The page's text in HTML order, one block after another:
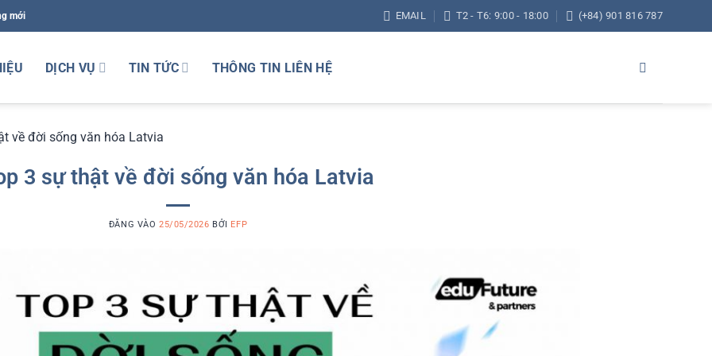
mới EMAIL T2 - T6: 9:00 - 18:00 (+84) 901 816 787
DỊCH VỤ TIN TỨC THÔNG TIN LIÊN HỆ
về đời sống văn hóa Latvia
3 sự thật về đời sống văn hóa Latvia
ĐĂNG VÀO 25/05/2026 BỞI EFP